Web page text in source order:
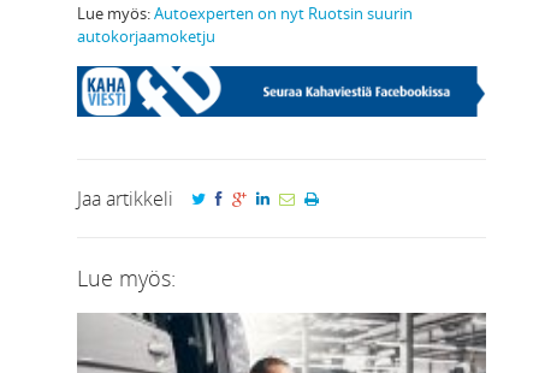
Lue myös:Autoexperten on nyt Ruotsin suurin
autokorjaamoketju
Jaa artikkeli
Lue myös: